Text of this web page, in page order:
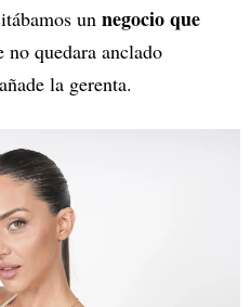
un negocio que
no quedara anclado
la gerenta.